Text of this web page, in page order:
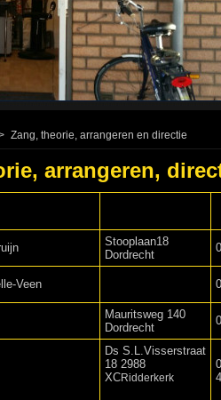
Zang, theorie, arrangeren en directie
arrangeren,
Stooplaan18
Dordrecht
Veen
Mauritsweg 140
Dordrecht
Ham
Ds S.L.Visserstraat
18 2988
XCRidderkerk